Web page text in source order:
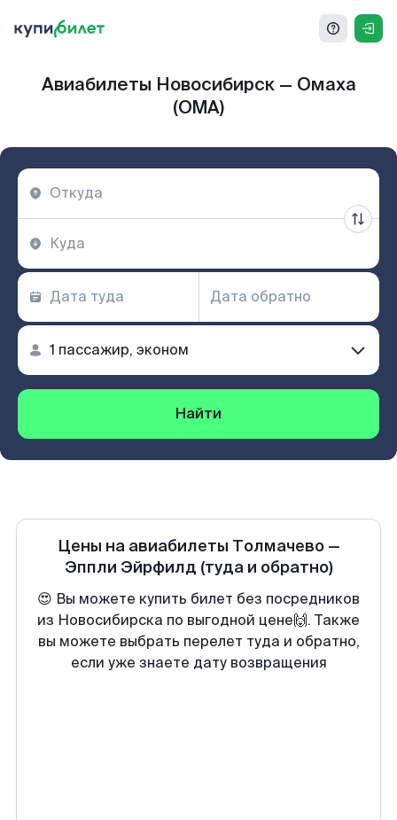
Авиабилеты Новосибирск — Омаха
(OMA)
Найти
Цены на авиабилеты Толмачево—
Эппли Эйрфилд (туда и обратно)
😍 Вы можете купить билет без посредников
из Новосибирска по выгодной цене🙌. Также
вы можете выбрать перелет туда и обратно,
если уже знаете дату возвращения